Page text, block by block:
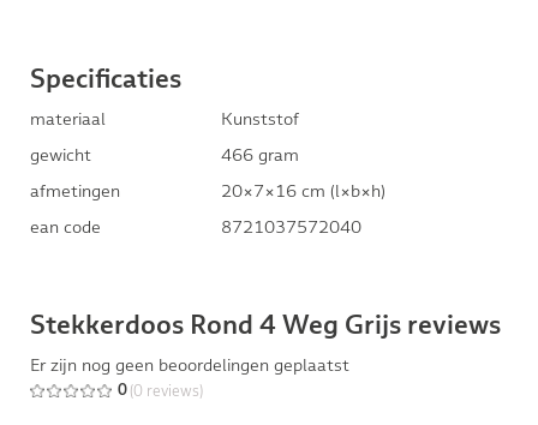
Specificaties
materiaal
Kunststof
gewicht
466 gram
afmetingen
20×7×16 cm (l×b×h)
ean code
8721037572040
Stekkerdoos Rond 4 Weg Grijs reviews
Er zijn nog geen beoordelingen geplaatst
0 (0 reviews)